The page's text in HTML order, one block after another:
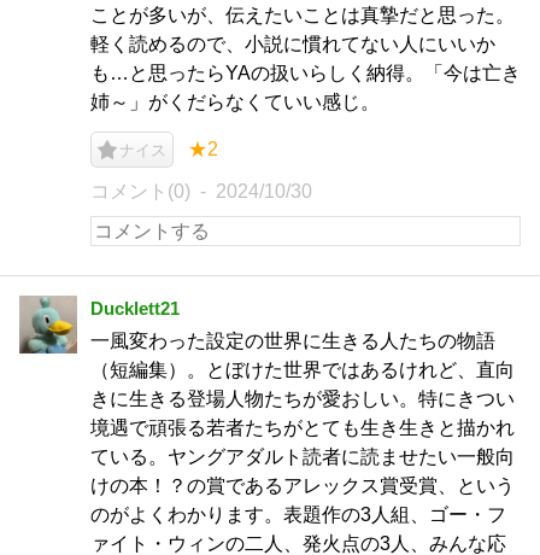
ことが多いが、伝えたいことは真摯だと思った。
軽く読めるので、小説に慣れてない人にいいか
も…と思ったらYAの扱いらしく納得。「今は亡き
姉～」がくだらなくていい感じ。
ナイス ★2
コメント(0) 2024/10/30
Ducklett21
一風変わった設定の世界に生きる人たちの物語
（短編集）。とぼけた世界ではあるけれど、直向
きに生きる登場人物たちが愛おしい。特にきつい
境遇で頑張る若者たちがとても生き生きと描かれ
ている。ヤングアダルト読者に読ませたい一般向
けの本！？の賞であるアレックス賞受賞、という
のがよくわかります。表題作の3人組、ゴー・フ
ァイト・ウィンの二人、発火点の3人、みんな応